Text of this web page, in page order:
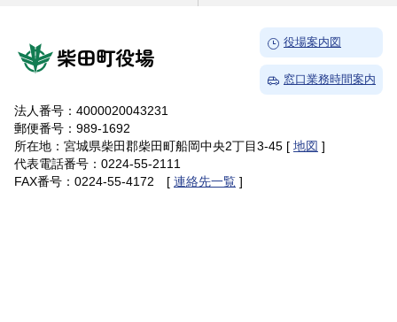
柴田町役場
→
役場案内図
→
窓口業務時間案内
法人番号：4000020043231
郵便番号：989-1692
所在地：宮城県柴田郡柴田町船岡中央2丁目3-45 [ 地図 ]
代表電話番号：0224-55-2111
FAX番号：0224-55-4172 [ 連絡先一覧 ]